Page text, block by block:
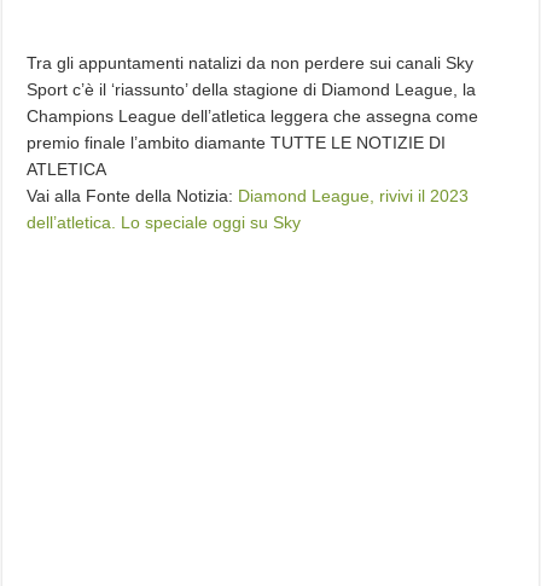
Tra gli appuntamenti natalizi da non perdere sui canali Sky
Sport c’è il ‘riassunto’ della stagione di Diamond League, la
Champions League dell’atletica leggera che assegna come
premio finale l’ambito diamante TUTTE LE NOTIZIE DI
ATLETICA
Vai alla Fonte della Notizia: Diamond League, rivivi il 2023
dell’atletica. Lo speciale oggi su Sky